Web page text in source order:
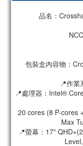
品名：
包裝盒內容物：
📍作
📍處理器：Intel®
20 cores (8 P-cores
Max
📍螢幕：17"